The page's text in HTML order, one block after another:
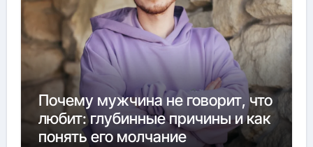
Почему мужчина не говорит, что
любит: глубинные причины и как
понять его молчание